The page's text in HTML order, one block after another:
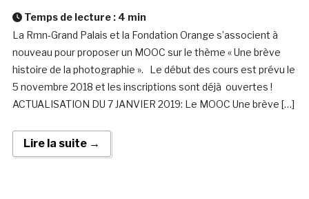
Temps de lecture : 4 min
La Rmn-Grand Palais et la Fondation Orange s’associent à
nouveau pour proposer un MOOC sur le thème « Une brève
histoire de la photographie ». Le début des cours est prévu le
5 novembre 2018 et les inscriptions sont déjà ouvertes !
ACTUALISATION DU 7 JANVIER 2019: Le MOOC Une brève […]
Lire la suite →